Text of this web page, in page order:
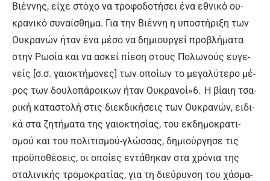
Βιέν­νης, εί­χε στό­χο να τρο­φο­δο­τή­σει έ­να ε­θνι­κό ου­
κρα­νι­κό συ­ναί­σθη­μα. Για την Βιέν­νη η υ­πο­στή­ρι­ξη των
Ου­κρα­νών ή­ταν έ­να μέ­σο να δη­μιουρ­γεί προ­βλή­μα­τα
στην Ρω­σί­α και να α­σκεί πί­ε­ση στους Πο­λω­νούς ευ­γε­
νείς [σ.σ. γαιο­κτή­μο­νες] των οποίων το με­γα­λύ­τε­ρο μέ­
ρος των δου­λο­πά­ροι­κων ή­ταν Ου­κρα­νοί»6. Η βί­αι­η τσα­
ρι­κή κα­τα­στο­λή στις διεκ­δι­κή­σεις των Ου­κρα­νών, ει­δι­
κά στα ζη­τή­μα­τα της γαιο­κτη­σί­ας, του εκ­δη­μο­κρα­τι­
σμού και του πο­λι­τι­σμού-γλώσ­σας, δη­μιούρ­γη­σε τις
προ­ϋ­πο­θέ­σεις, οι ο­ποί­ες ε­ντά­θη­καν στα χρό­νια της
στα­λι­νι­κής τρο­μο­κρα­τί­ας, για τη διεύ­ρυν­ση του χά­σμα­